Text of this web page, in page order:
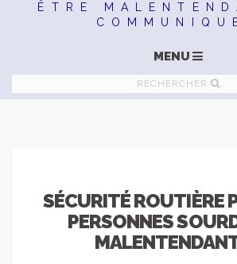
ÊTRE
MENU
RECHERCHER
SÉCURITÉ ROUTIÈRE
PERSONNES